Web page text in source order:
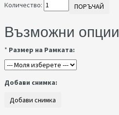
Количество:
ПОРЪЧАЙ
Възможни опции
* Размер на Рамката:
Добави снимка: